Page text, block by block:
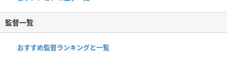
監督一覧
おすすめ監督ランキングと一覧